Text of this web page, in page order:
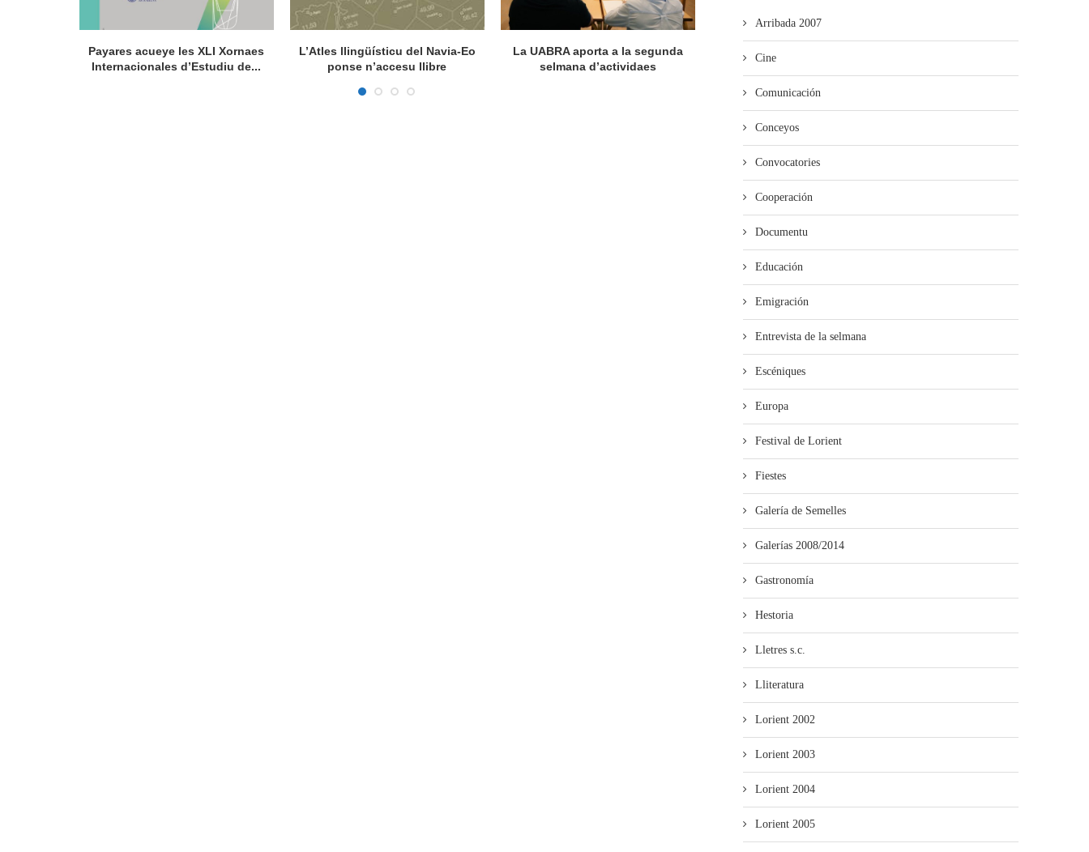
Payares acueye les XLI Xornaes
Internacionales d’Estudiu de...
L’Atles llingüísticu del Navia-Eo
ponse n’accesu llibre
La UABRA aporta a la segunda
selmana d’actividaes
Mieres pon en marcha’l programa
Arribada 2007
Cine
Comunicación
Conceyos
Convocatories
Cooperación
Documentu
Educación
Emigración
Entrevista de la selmana
Escéniques
Europa
Festival de Lorient
Fiestes
Galería de Semelles
Galerías 2008/2014
Gastronomía
Hestoria
Lletres s.c.
Lliteratura
Lorient 2002
Lorient 2003
Lorient 2004
Lorient 2005